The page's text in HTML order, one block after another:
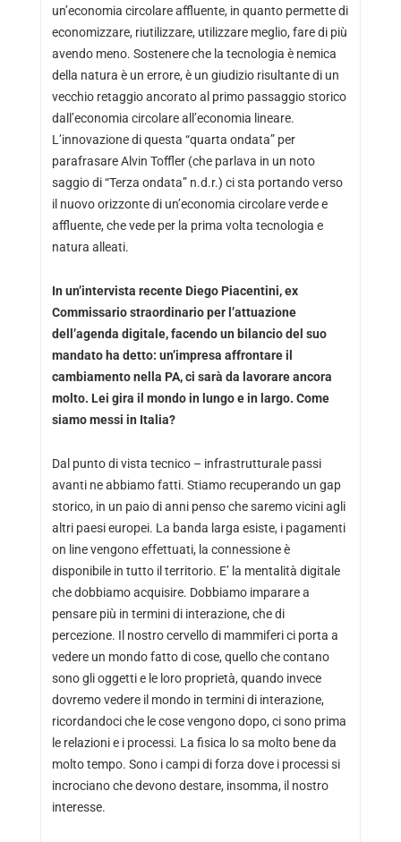
un’economia circolare affluente, in quanto permette di
economizzare, riutilizzare, utilizzare meglio, fare di più
avendo meno. Sostenere che la tecnologia è nemica
della natura è un errore, è un giudizio risultante di un
vecchio retaggio ancorato al primo passaggio storico
dall’economia circolare all’economia lineare.
L’innovazione di questa “quarta ondata” per
parafrasare Alvin Toffler (che parlava in un noto
saggio di “Terza ondata” n.d.r.) ci sta portando verso
il nuovo orizzonte di un’economia circolare verde e
affluente, che vede per la prima volta tecnologia e
natura alleati.
In un’intervista recente Diego Piacentini, ex
Commissario straordinario per l’attuazione
dell’agenda digitale, facendo un bilancio del suo
mandato ha detto: un’impresa affrontare il
cambiamento nella PA, ci sarà da lavorare ancora
molto. Lei gira il mondo in lungo e in largo. Come
siamo messi in Italia?
Dal punto di vista tecnico – infrastrutturale passi
avanti ne abbiamo fatti. Stiamo recuperando un gap
storico, in un paio di anni penso che saremo vicini agli
altri paesi europei. La banda larga esiste, i pagamenti
on line vengono effettuati, la connessione è
disponibile in tutto il territorio. E’ la mentalità digitale
che dobbiamo acquisire. Dobbiamo imparare a
pensare più in termini di interazione, che di
percezione. Il nostro cervello di mammiferi ci porta a
vedere un mondo fatto di cose, quello che contano
sono gli oggetti e le loro proprietà, quando invece
dovremo vedere il mondo in termini di interazione,
ricordandoci che le cose vengono dopo, ci sono prima
le relazioni e i processi. La fisica lo sa molto bene da
molto tempo. Sono i campi di forza dove i processi si
incrociano che devono destare, insomma, il nostro
interesse.